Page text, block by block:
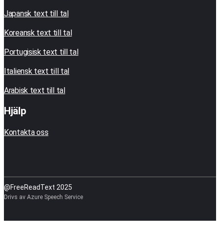
Japansk text till tal
Koreansk text till tal
Portugisisk text till tal
Italiensk text till tal
Arabisk text till tal
Hjälp
Kontakta oss
@FreeReadText 2025
Drivs av Azure Speech Service